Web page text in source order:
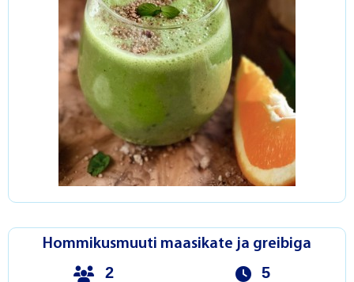
Hommikusmuuti maasikate ja greibiga
2 5